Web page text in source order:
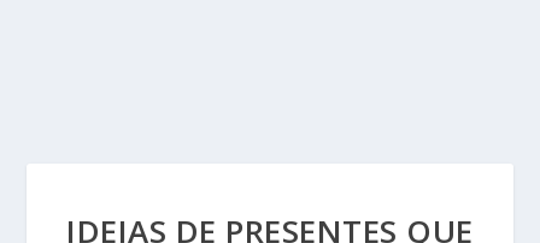
IDEIAS DE PRESENTES QUE